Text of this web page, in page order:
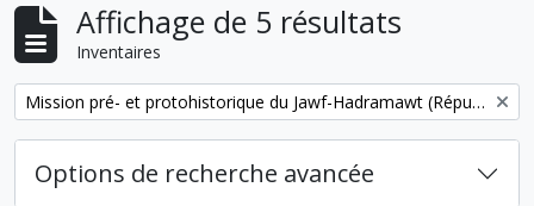
Affichage de 5 résultats
Inventaires
Remove filter: Mission pré- et protohistorique du Jawf-Hadramawt (République du Yémen)
Options de recherche avancée